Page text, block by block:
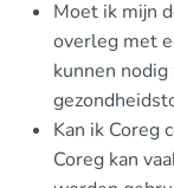
Moet ik mijn
overleg met
kunnen
Kan ik Coreg
Coreg kan